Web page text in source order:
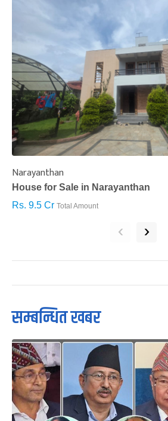
Narayanthan
House for Sale in Narayanthan
Rs. 9.5 Cr Total Amount
‹ ›
सम्बन्धित खबर